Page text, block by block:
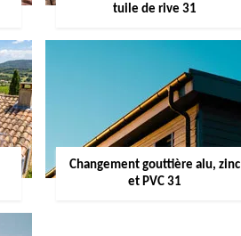
tuile de rive 31
Changement gouttière alu, zinc
et PVC 31